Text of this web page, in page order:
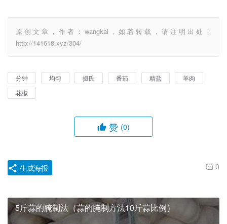
原创文章，作者：wangkai，如若转载，请注明出处：
http://141618.xyz/304/
分钟 均匀 摄氏 番茄 精盐
羊肉
花椒
赞 (0)
0
生成海报
5斤蒜的腌制法（蒜的腌制方法10斤蒜比例）